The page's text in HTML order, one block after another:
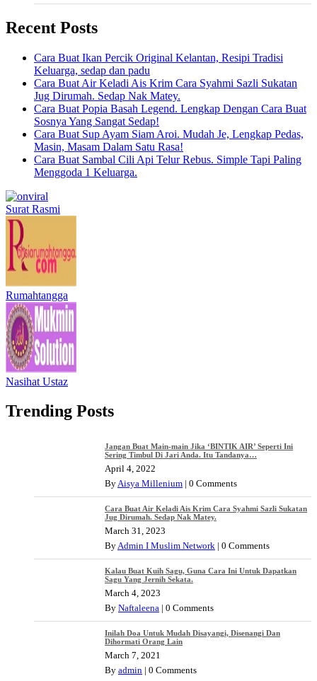
Recent Posts
Cara Buat Ikan Percik Original Kelantan, Resipi Tradisi
Keluarga, sedap dan padu
Cara Buat Air Keladi Ais Krim Cara Syahmi Sazli Sukatan
Jug Dirumah. Sedap Nak Matey.
Cara Buat Popia Basah Legend. Lengkap Dengan Cara Buat
Sosnya Yang Sangat Sedap!
Cara Buat Sup Ayam Siam Aroi. Mudah Je, Lengkap Pedas,
Masin, Masam Dalam Satu Rasa!
Cara Buat Sambal Cili Api Telur Rebus. Simple Tapi Paling
Menggoda 1 Keluarga.
Surat Rasmi
Rumahtangga
Nasihat Ustaz
Trending Posts
Jangan Buat Main-main Jika ‘BINTIK AIR’ Seperti Ini
Sering Timbul Di Jari Anda. Itu Tandanya…
April 4, 2022
ByAisya Millenium | 0 Comments
Cara Buat Air Keladi Ais Krim Cara Syahmi Sazli Sukatan
Jug Dirumah. Sedap Nak Matey.
March 31, 2023
ByAdmin I Muslim Network | 0 Comments
Kalau Buat Kuih Sagu, Guna Cara Ini Untuk Dapatkan
Sagu Yang Jernih Sekata.
March 4, 2023
By Naftaleena | 0 Comments
Inilah Doa Untuk Mudah Disayangi, Disenangi Dan
Dihormati Orang Lain
March 7, 2021
By admin | 0 Comments